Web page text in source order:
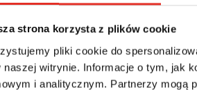
strona korzysta z plików cookie
pliki cookie do
naszej witrynie. Informacje o tym, jak
i analitycznym. Partnerzy mogą
(KM):
Napęd:
Paliwo:
Benzyna